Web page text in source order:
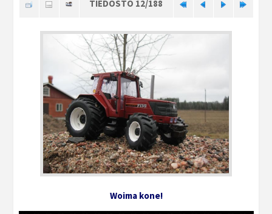
TIEDOSTO 12/188
Woima kone!